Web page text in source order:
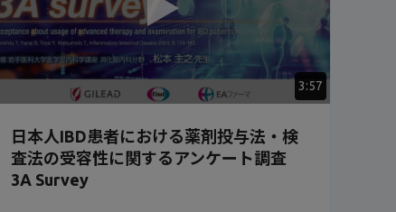
3:57
日本人IBD患者における薬剤投与法・検
査法の受容性に関するアンケート調査
3A Survey